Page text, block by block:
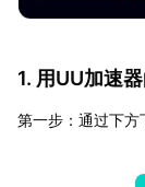
1. 用UU加速
第一步：通过下方